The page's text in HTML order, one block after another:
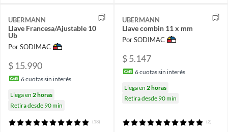
UBERMANN
Llave Francesa/Ajustable 10
Ub
Por SODIMAC
$ 15.990
6cuotas sin interés
Llega en 2 horas
Retira desde 90 min
(18)
UBERMANN
Llave combin 11 x mm
Por SODIMAC
$ 5.147
6cuotas sin interés
Llega en 2 horas
Retira desde 90 min
(2)